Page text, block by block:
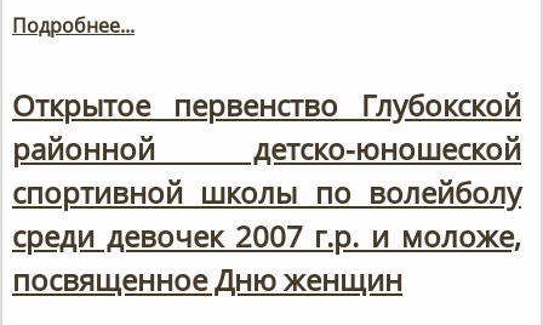
Подробнее...
Открытое первенство Глубокской
районной детско-юношеской
спортивной школы по волейболу
среди девочек 2007 г.р. и моложе,
посвященное Дню женщин